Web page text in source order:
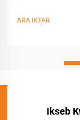
ARA IKTAR
Ikseb